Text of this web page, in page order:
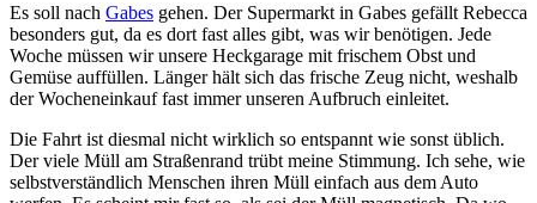
Es soll nach Gabes gehen. Der Supermarkt in Gabes gefällt Rebecca
besonders gut, da es dort fast alles gibt, was wir benötigen. Jede
Woche müssen wir unsere Heckgarage mit frischem Obst und
Gemüse auffüllen. Länger hält sich das frische Zeug nicht, weshalb
der Wocheneinkauf fast immer unseren Aufbruch einleitet.
Die Fahrt ist diesmal nicht wirklich so entspannt wie sonst üblich.
Der viele Müll am Straßenrand trübt meine Stimmung. Ich sehe, wie
selbstverständlich Menschen ihren Müll einfach aus dem Auto